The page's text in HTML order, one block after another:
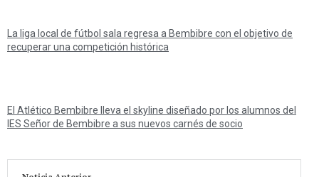
La liga local de fútbol sala regresa a Bembibre con el objetivo de
recuperar una competición histórica
El Atlético Bembibre lleva el skyline diseñado por los alumnos del
IES Señor de Bembibre a sus nuevos carnés de socio